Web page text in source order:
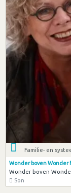
Familie- en
Wonder boven
Wonder boven
Son